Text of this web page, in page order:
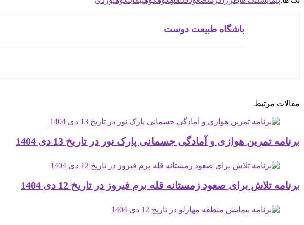
باشگاه طبیعت دوست
مقالات مرتبط
برنامه تمرین هوازی و آمادگی جسمانی پارک نور در تاریخ 13 دی 1404
برنامه تلاش برای صعود زمستانه قله برم فیروز در تاریخ 12 دی 1404